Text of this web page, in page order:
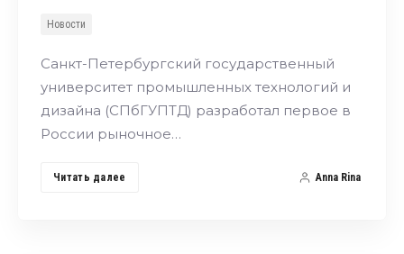
Новости
Санкт-Петербургский государственный
университет промышленных технологий и
дизайна (СПбГУПТД) разработал первое в
России рыночное…
Читать далее Anna Rina